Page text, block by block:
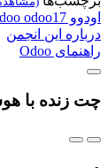
اودوو odoo17
درباره این انجمن
راهنمای Odoo
چت زنده با